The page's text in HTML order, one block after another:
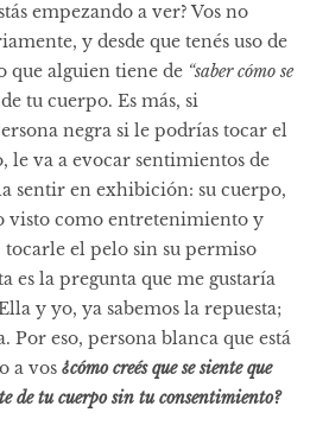
empezando a ver? Vos no
y desde que tenés uso de
que alguien tiene de “saber cómo se
tu cuerpo. Es más, si
negra si le podrías tocar el
va a evocar sentimientos de
sentir en exhibición: su cuerpo,
visto como entretenimiento y
tocarle el pelo sin su permiso
es la pregunta que me gustaría
y yo, ya sabemos la repuesta;
Por eso, persona blanca que está
a vos ¿cómo creés que se siente que
de tu cuerpo sin tu consentimiento?